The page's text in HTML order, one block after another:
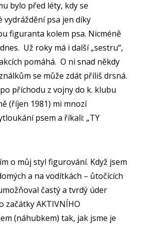
bylo před léty, kdy se
vydráždění psa jen díky
figuranta kolem psa. Nicméně
Už roky má i další „sestru“,
pomáhá. O ni snad někdy
se může zdát příliš drsná.
příchodu z vojny do k. klubu
(říjen 1981) mi mnozí
psem a říkali: „TY
o můj styl figurování. Když jsem
a na vodítkách – ůtočících
častý a tvrdý úder
začátky AKTIVNÍHO
(náhubkem) tak, jak jsme je